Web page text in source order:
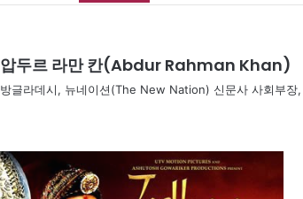
압두르 라만 칸(Abdur Rahman Khan)
방글라데시, 뉴네이션(The New Nation) 신문사 사회부